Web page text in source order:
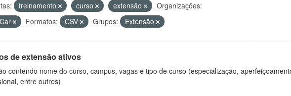
treinamento curso extensão
Organizações:
Formatos: CSV Grupos: Extensão
de extensão ativos
contendo nome do curso, campus, vagas e tipo de curso (especialização,
entre outros)